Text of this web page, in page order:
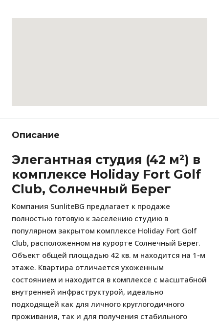
Описание
Элегантная студия (42 м²) в
комплексе Holiday Fort Golf
Club, Солнечный Берег
Компания SunliteBG предлагает к продаже
полностью готовую к заселению студию в
популярном закрытом комплексе Holiday Fort Golf
Club, расположенном на курорте Солнечный Берег.
Объект общей площадью 42 кв. м находится на 1-м
этаже. Квартира отличается ухоженным
состоянием и находится в комплексе с масштабной
внутренней инфраструктурой, идеально
подходящей как для личного круглогодичного
проживания, так и для получения стабильного